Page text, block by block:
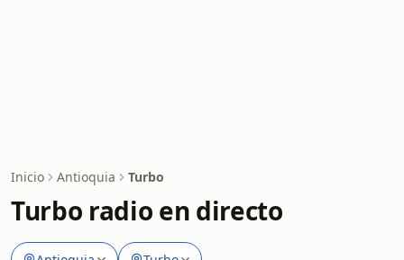
Inicio Antioquia Turbo
Turbo radio en directo